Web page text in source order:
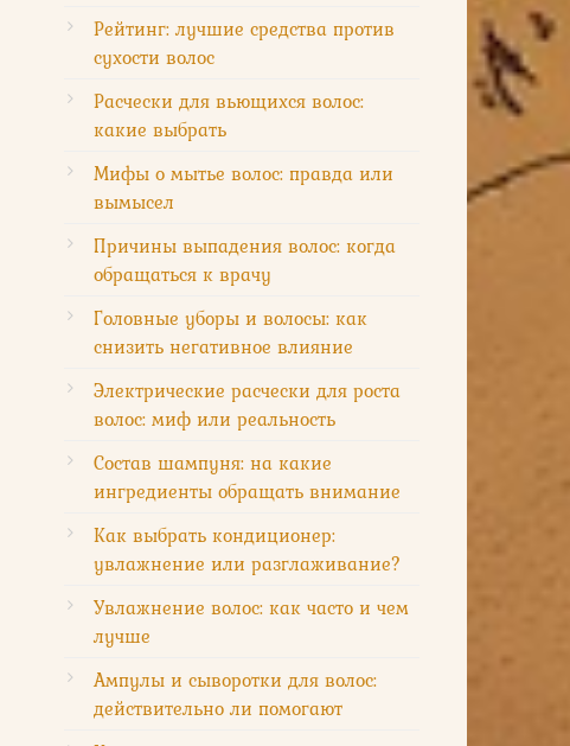
Рейтинг: лучшие средства против
сухости волос
Расчески для вьющихся волос:
какие выбрать
Мифы о мытье волос: правда или
вымысел
Причины выпадения волос: когда
обращаться к врачу
Головные уборы и волосы: как
снизить негативное влияние
Электрические расчески для роста
волос: миф или реальность
Состав шампуня: на какие
ингредиенты обращать внимание
Как выбрать кондиционер:
увлажнение или разглаживание?
Увлажнение волос: как часто и чем
лучше
Ампулы и сыворотки для волос:
действительно ли помогают